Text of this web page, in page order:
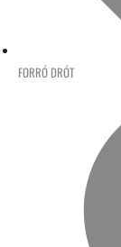
FORRÓ DRÓT